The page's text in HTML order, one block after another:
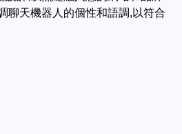
聊天機器人的個性和語調,以符合